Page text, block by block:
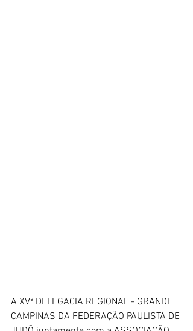
A XVª DELEGACIA REGIONAL - GRANDE
CAMPINAS DA FEDERAÇÃO PAULISTA DE